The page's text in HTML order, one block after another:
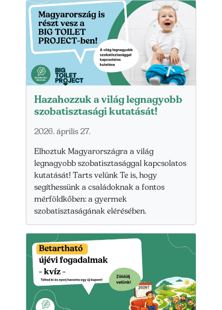
Hazahozzuk a világ legnagyobb
szobatisztasági kutatását!
2026. április 27.
Elhoztuk Magyarországra a világ
legnagyobb szobatisztasággal kapcsolatos
kutatását! Tarts velünk Te is, hogy
segíthessünk a családoknak a fontos
mérföldkőben: a gyermek
szobatisztaságának elérésében.